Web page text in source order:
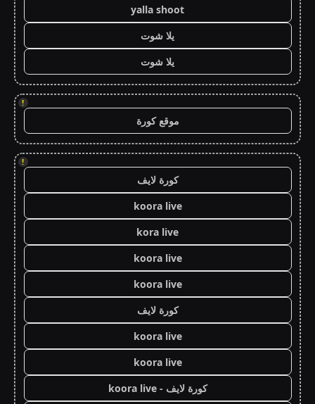
yalla shoot
يلا شوت
يلا شوت
!
موقع كورة
!
كورة لايف
koora live
kora live
koora live
koora live
كورة لايف
koora live
koora live
كورة لايف - koora live